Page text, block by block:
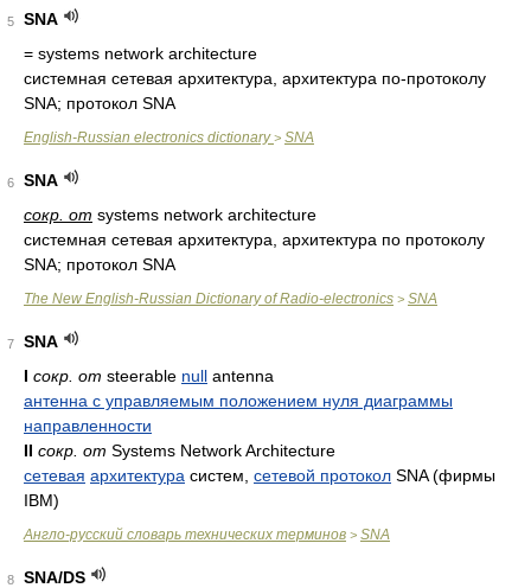
5
SNA
= systems network architecture
системная сетевая архитектура, архитектура по-протоколу
SNA; протокол SNA
English-Russian electronics dictionary> SNA
6
SNA
сокр. от systems network architecture
системная сетевая архитектура, архитектура по протоколу
SNA; протокол SNA
The New English-Russian Dictionary of Radio-electronics > SNA
7
SNA
I сокр. от steerable null antenna
антенна с управляемым положением нуля диаграммы
направленности
II сокр. от Systems Network Architecture
сетевая архитектура систем, сетевой протокол SNA (фирмы
IBM)
Англо-русский словарь технических терминов > SNA
8
SNA/DS